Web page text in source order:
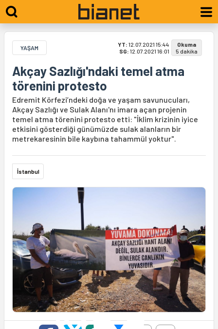
YAŞAM YT: 12.07.2021 15:44
SG: 12.07.2021 16:01
Okuma
5 dakika
Akçay Sazlığı'ndaki temel atma
törenini protesto
Edremit Körfezi’ndeki doğa ve yaşam savunucuları,
Akçay Sazlığı ve Sulak Alanı'nı imara açan projenin
temel atma törenini protesto etti: "İklim krizinin iyice
etkisini gösterdiği günümüzde sulak alanların bir
metrekaresinin bile kaybına tahammül yoktur".
İstanbul